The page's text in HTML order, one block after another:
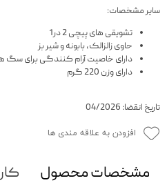
سایر مشخصات:
تشویقی های پیچی 2 در1
حاوی زالزالک، بابونه و شیر بز
دارای خاصیت آرام کنندگی برای سگ
دارای وزن 220 گرم
تاریخ انقضا: 04/2026
افزودن به علاقه مندی ها
مشخصات محصول